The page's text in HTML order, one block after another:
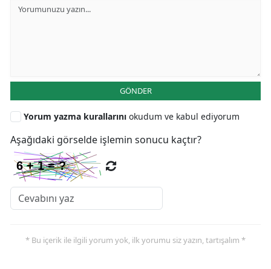
GÖNDER
Yorum yazma kurallarını okudum ve kabul ediyorum
Aşağıdaki görselde işlemin sonucu kaçtır?
* Bu içerik ile ilgili yorum yok, ilk yorumu siz yazın, tartışalım *